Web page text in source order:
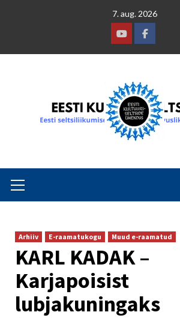
7. aug. 2026
YoutubeFacebook
Menu
Arhiiv E-raamatukogu Muud e-raamatud
KARL KADAK –
Karjapoisist
lubjakuningaks